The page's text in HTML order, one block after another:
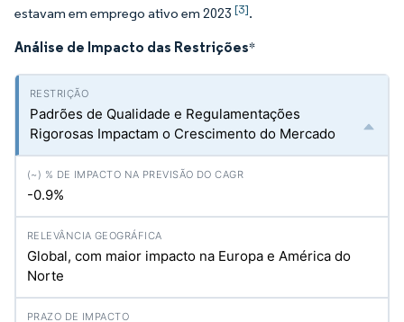
estavam em emprego ativo em 2023 [3].
Análise de Impacto das Restrições*
Padrões de Qualidade e Regulamentações
Rigorosas Impactam o Crescimento do Mercado
-0.9%
Global, com maior impacto na Europa e América do
Norte